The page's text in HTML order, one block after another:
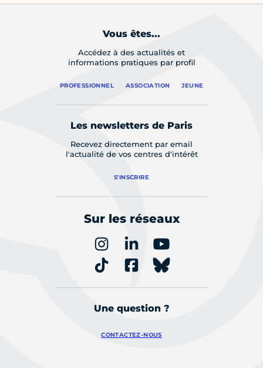
Vous êtes...
Accédez à des actualités et
informations pratiques par profil
PROFESSIONNEL ASSOCIATION JEUNE
Les newsletters de Paris
Recevez directement par email
l'actualité de vos centres d'intérêt
S'INSCRIRE
Sur les réseaux
Une question ?
CONTACTEZ-NOUS